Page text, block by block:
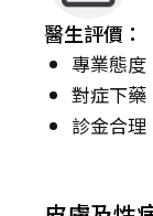
醫生評價：
專業態度
對症下藥
診金合理